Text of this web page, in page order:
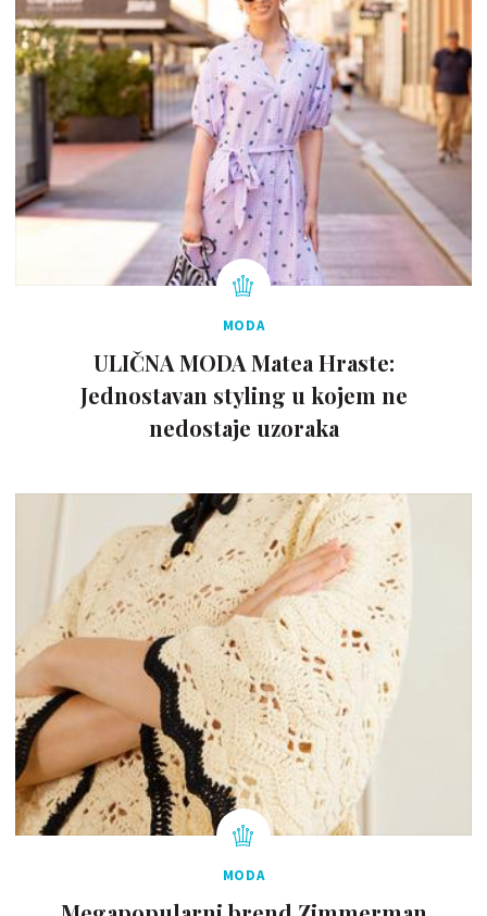
MODA
ULIČNA MODA Matea Hraste:
Jednostavan styling u kojem ne
nedostaje uzoraka
MODA